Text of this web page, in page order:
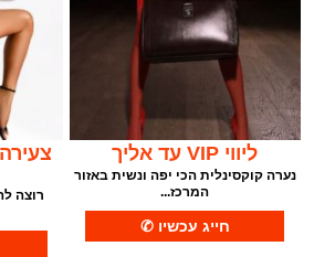
ליווי VIP עד אליך
נערה קוקסינלית הכי יפה ונשית באזור
המרכז...
רוצה